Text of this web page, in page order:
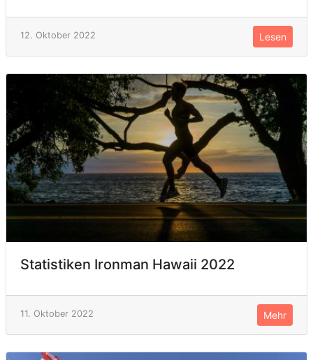
12. Oktober 2022 Lesen
Statistiken Ironman Hawaii 2022
11. Oktober 2022 Mehr